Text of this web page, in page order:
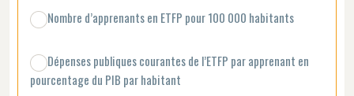
Nombre d’apprenants en ETFP pour 100 000 habitants
Dépenses publiques courantes de l’ETFP par apprenant en
pourcentage du PIB par habitant